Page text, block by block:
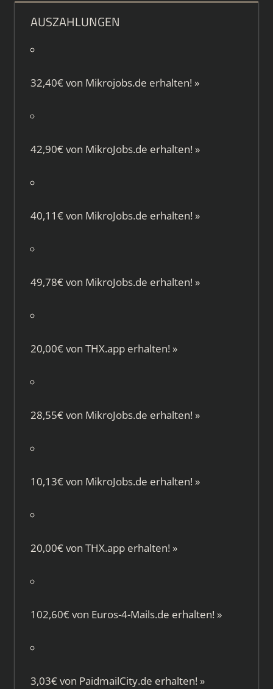
AUSZAHLUNGEN
32,40€ von Mikrojobs.de erhalten! »
42,90€ von MikroJobs.de erhalten! »
40,11€ von MikroJobs.de erhalten! »
49,78€ von MikroJobs.de erhalten! »
20,00€ von THX.apperhalten! »
28,55€ von MikroJobs.de erhalten! »
10,13€ von MikroJobs.de erhalten! »
20,00€ von THX.apperhalten! »
102,60€ von Euros-4-Mails.de erhalten! »
3,03€ von PaidmailCity.de erhalten! »